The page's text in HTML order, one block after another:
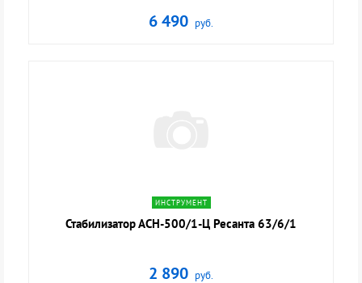
6 490 руб.
ИНСТРУМЕНТ
Стабилизатор АСН-500/1-Ц Ресанта 63/6/1
2 890 руб.